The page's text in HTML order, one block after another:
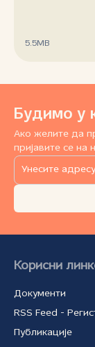
5.5MB
Будимо у
Ако желите да
пријавите се на
Корисни
Документи
RSS Feed -
Публикације